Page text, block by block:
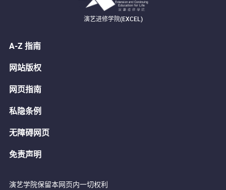
演艺进修学院(EXCEL)
A-Z 指南
网站版权
网页指南
私隐条例
无障碍网页
免责声明
演艺学院保留本网页内一切权利